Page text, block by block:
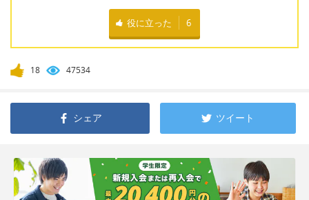
役に立った 6
18 47534
シェア ツイート